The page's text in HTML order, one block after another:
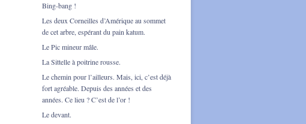
Bing-bang !
Les deux Corneilles d’Amérique au sommet
de cet arbre, espérant du pain katum.
Le Pic mineur mâle.
La Sittelle à poitrine rousse.
Le chemin pour l’ailleurs. Mais, ici, c’est déjà
fort agréable. Depuis des années et des
années. Ce lieu ? C’est de l’or !
Le devant.